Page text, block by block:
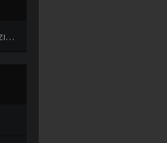
Türkçe Altyazılı Filmler